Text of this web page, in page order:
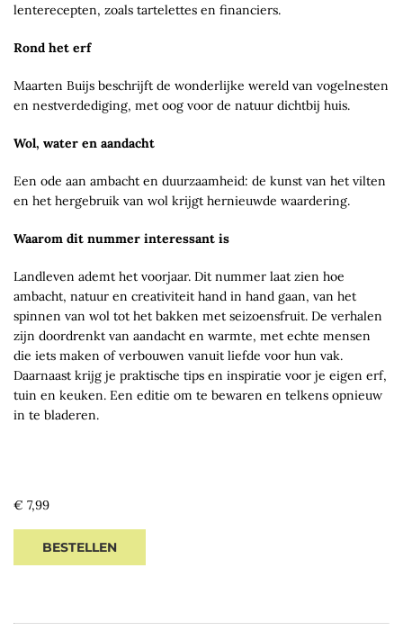
Regular
€ 7,99
BESTELLEN
lenterecepten, zoals tartelettes en financiers.
Rond het erf
Maarten Buijs beschrijft de wonderlijke wereld van vogelnesten
en nestverdediging, met oog voor de natuur dichtbij huis.
Wol, water en aandacht
Een ode aan ambacht en duurzaamheid: de kunst van het vilten
en het hergebruik van wol krijgt hernieuwde waardering.
Waarom dit nummer interessant is
Landleven ademt het voorjaar. Dit nummer laat zien hoe
ambacht, natuur en creativiteit hand in hand gaan, van het
spinnen van wol tot het bakken met seizoensfruit. De verhalen
zijn doordrenkt van aandacht en warmte, met echte mensen
die iets maken of verbouwen vanuit liefde voor hun vak.
Daarnaast krijg je praktische tips en inspiratie voor je eigen erf,
tuin en keuken. Een editie om te bewaren en telkens opnieuw
in te bladeren.